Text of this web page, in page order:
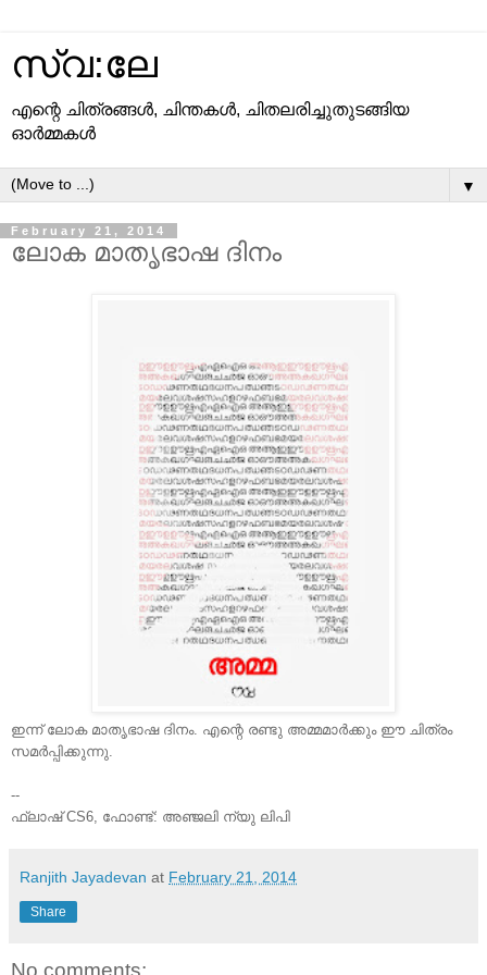
സ്വ:ലേ
എന്റെ ചിത്രങ്ങള്‍, ചിന്തകള്‍, ചിതലരിച്ചുതുടങ്ങിയ
ഓര്‍മ്മകള്‍
▼
February 21, 2014
ലോക മാതൃഭാഷ ദിനം
ഇന്ന് ലോക മാതൃഭാഷ ദിനം. എന്റെ രണ്ടു അമ്മമാര്‍ക്കും ഈ ചിത്രം
സമര്‍പ്പിക്കുന്നു.
--
ഫ്ലാഷ് CS6, ഫോണ്ട്: അഞ്ജലി ന്യു ലിപി
Ranjith Jayadevan at February 21, 2014
Share
No comments: